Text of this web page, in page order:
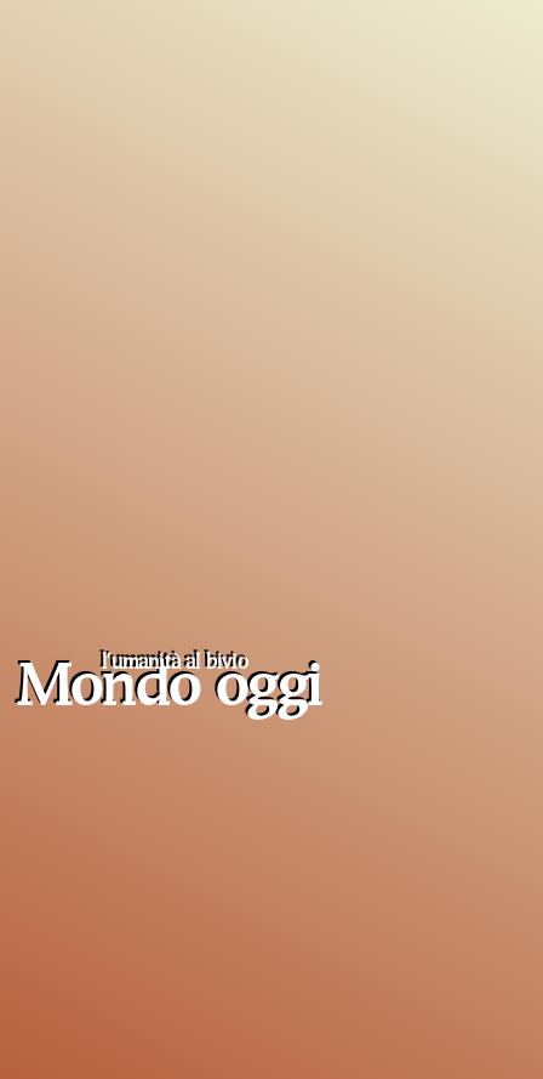
Mondo oggi
l'umanità albivio